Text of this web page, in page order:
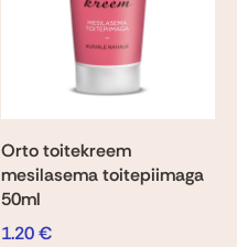
Orto toitekreem
mesilasema toitepiimaga
50ml
1.20€